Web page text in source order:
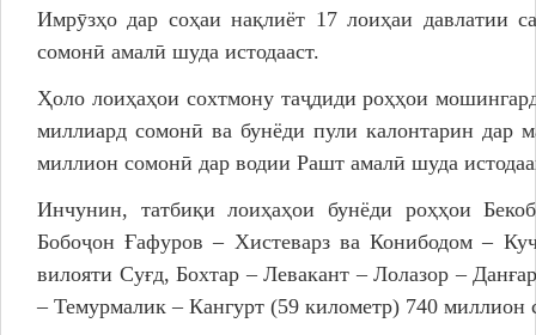
Имрӯзҳо дар соҳаи нақлиёт 17 лоиҳаи давлатии
сомонӣ амалӣ шуда истодааст.
Ҳоло лоиҳаҳои сохтмону таҷдиди роҳҳои
миллиард сомонӣ ва бунёди пули калонтарин дар
миллион сомонӣ дар водии Рашт амалӣ шуда
Инчунин, татбиқи лоиҳаҳои бунёди роҳҳои
Бобоҷон Ғафуров – Хистеварз ва Конибодом –
вилояти Суғд, Бохтар – Левакант – Лолазор –
– Темурмалик – Кангурт (59 километр) 740